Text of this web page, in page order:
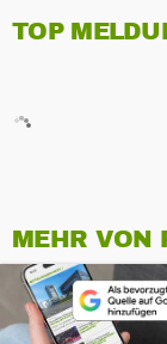
TOP
MEHR VON